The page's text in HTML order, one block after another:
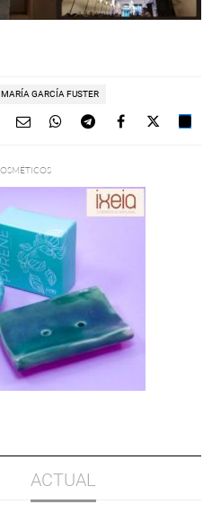
MARÍA GARCÍA FUSTER
ACTUAL